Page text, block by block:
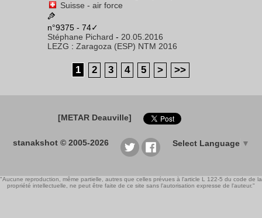
Suisse - air force
n°9375 - 74✓
Stéphane Pichard - 20.05.2016
LEZG : Zaragoza (ESP) NTM 2016
1 2 3 4 5 > >>
[METAR Deauville]
stanakshot © 2005-2026 Select Language ▼
"Aucune reproduction, même partielle, autres que celles prévues à l'article L 122-5 du code de la
propriété intellectuelle, ne peut être faite de ce site sans l'autorisation expresse de l'auteur."